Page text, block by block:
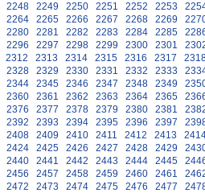
2248 2249 2250 2251 2252 2253
2264 2265 2266 2267 2268 2269
2280 2281 2282 2283 2284 2285
2296 2297 2298 2299 2300 2301
2312 2313 2314 2315 2316 2317
2328 2329 2330 2331 2332 2333
2344 2345 2346 2347 2348 2349
2360 2361 2362 2363 2364 2365
2376 2377 2378 2379 2380 2381
2392 2393 2394 2395 2396 2397
2408 2409 2410 2411 2412 2413
2424 2425 2426 2427 2428 2429
2440 2441 2442 2443 2444 2445
2456 2457 2458 2459 2460 2461
2472 2473 2474 2475 2476 2477